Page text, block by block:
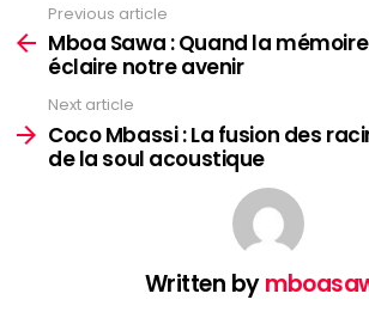
more
Previous article
Mboa Sawa : Quand la
éclaire notre avenir
Next article
Coco Mbassi : La fusion des
de la soul acoustique
Written by